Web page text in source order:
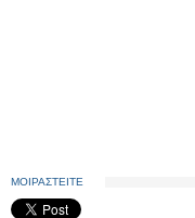
ΜΟΙΡΑΣΤΕΙΤΕ